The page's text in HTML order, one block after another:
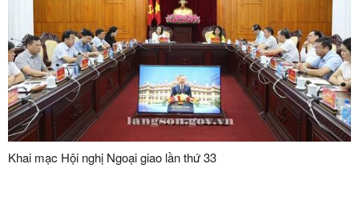
Khai mạc Hội nghị Ngoại giao lần thứ 33